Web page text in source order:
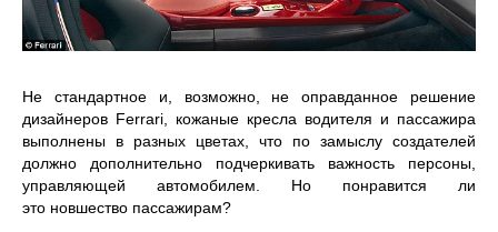
Не стандартное и, возможно, не оправданное решение
дизайнеров Ferrari, кожаные кресла водителя и пассажира
выполнены в разных цветах, что по замыслу создателей
должно дополнительно подчеркивать важность персоны,
управляющей автомобилем. Но понравится ли
это новшество пассажирам?